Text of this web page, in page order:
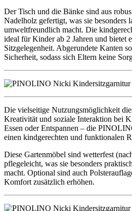
Der Tisch und die Bänke sind aus
Nadelholz gefertigt, was sie besonders
umweltfreundlich macht. Die
ideal für Kinder ab 2 Jahren und bietet
Sitzgelegenheit. Abgerundete Kanten
Sicherheit, sodass sich Eltern keine
Die vielseitige Nutzungsmöglichkeit
Kreativität und soziale Interaktion bei
Essen oder Entspannen – die
einen kindgerechten und funktionalen
Diese Gartenmöbel sind wetterfest
pflegeleicht, was sie besonders
macht. Optional sind auch
Komfort zusätzlich erhöhen.